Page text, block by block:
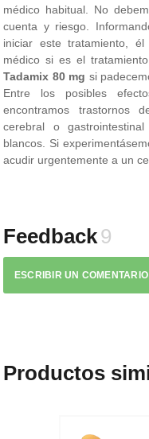
médico habitual. No
cuenta y riesgo.
iniciar este tratamiento,
médico si es el
Tadamix 80 mg si
Entre los posibles
encontramos trastornos
cerebral o
blancos. Si
acudir urgentemente a un
Feedback9
ESCRIBIR UN COMENTARIO
Productos